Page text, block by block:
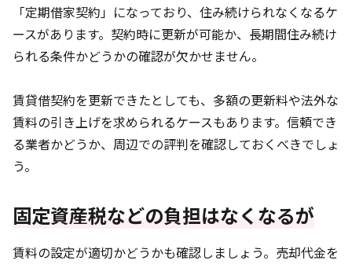
「定期借家契約」になっており、住み続けられなくなるケ
ースがあります。契約時に更新が可能か、長期間住み続け
られる条件かどうかの確認が欠かせません。
賃貸借契約を更新できたとしても、多額の更新料や法外な
賃料の引き上げを求められるケースもあります。信頼でき
る業者かどうか、周辺での評判を確認しておくべきでしょ
う。
固定資産税などの負担はなくなるが
賃料の設定が適切かどうかも確認しましょう。売却代金を